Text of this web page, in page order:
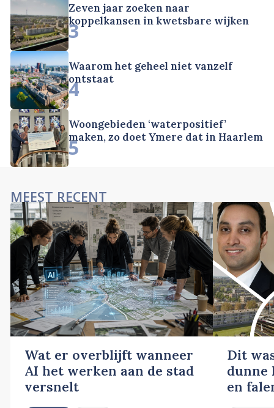
Zeven jaar zoeken naar
koppelkansen in kwetsbare wijken
3
Waarom het geheel niet vanzelf
ontstaat
4
Woongebieden ‘waterpositief’
maken, zo doet Ymere dat in Haarlem
5
MEEST RECENT
Wat er overblijft wanneer
AI het werken aan de stad
versnelt
Dit
dunne
en